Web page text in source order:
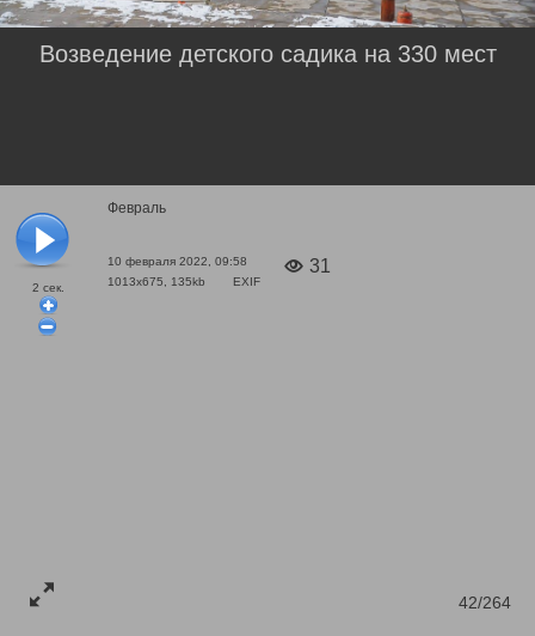
2 сек.
Февраль
10 февраля 2022, 09:58
1013x675, 135kb
EXIF
31
42/264
Возведение детского садика на 330 мест